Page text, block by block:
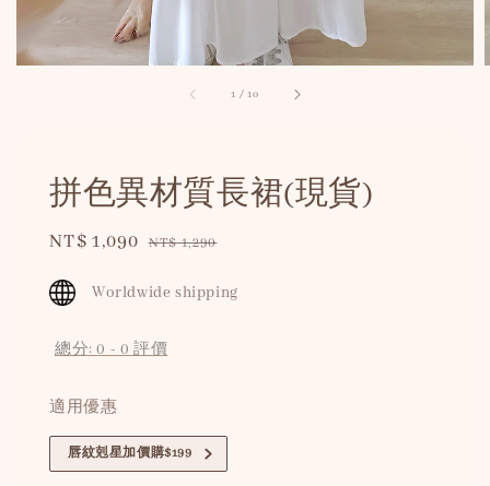
1 /10
拼色異材質長裙(現貨)
Sale
NT$ 1,090 Regular
NT$ 1,290
Worldwide shipping
總分:0 - 0 評價
適用優惠
唇紋剋星加價購$199